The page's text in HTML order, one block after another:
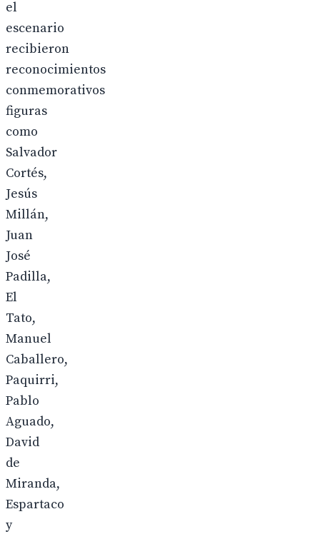
el
escenario
recibieron
reconocimientos
conmemorativos
figuras
como
Salvador
Cortés,
Jesús
Millán,
Juan
José
Padilla,
El
Tato,
Manuel
Caballero,
Paquirri,
Pablo
Aguado,
David
de
Miranda,
Espartaco
y